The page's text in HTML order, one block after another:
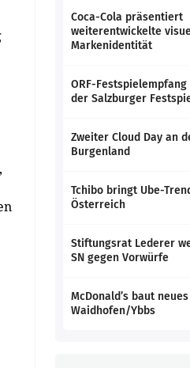
Coca-Cola präsentiert
weiterentwickelte
Markenidentität
ORF-
der Salzburger
Zweiter Cloud Day an
Burgenland
Tchibo bringt Ube-
Österreich
Stiftungsrat Lederer
SN gegen Vorwürfe
McDonald’s baut
Waidhofen/Ybbs